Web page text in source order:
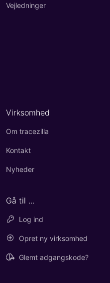
Vejledninger
Virksomhed
Om tracezilla
Kontakt
Nyheder
Gå til ...
Log ind
Opret ny virksomhed
Glemt adgangskode?